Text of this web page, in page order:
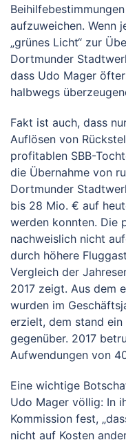
aufzuweichen. Wenn
„grünes Licht“ zur
Dortmunder
dass Udo Mager
halbwegs
Fakt ist auch, dass
Auflösen von
profitablen SBB-
die Übernahme von
Dortmunder
bis 28 Mio. € auf
werden konnten. Die
nachweislich nicht
durch höhere
Vergleich der
2017 zeigt. Aus dem
wurden im
erzielt, dem stand
gegenüber. 2017
Aufwendungen von
Eine wichtige
Udo Mager völlig: In
Kommission fest,
nicht auf Kosten